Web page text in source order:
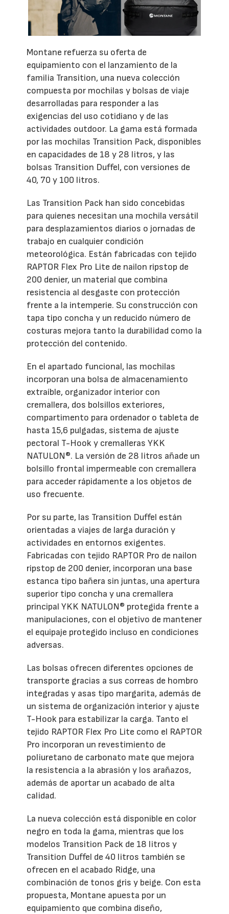
Montane refuerza su oferta de
equipamiento con el lanzamiento de la
familia Transition, una nueva colección
compuesta por mochilas y bolsas de viaje
desarrolladas para responder a las
exigencias del uso cotidiano y de las
actividades outdoor. La gama está formada
por las mochilas Transition Pack, disponibles
en capacidades de 18 y 28 litros, y las
bolsas Transition Duffel, con versiones de
40, 70 y 100 litros.
Las Transition Pack han sido concebidas
para quienes necesitan una mochila versátil
para desplazamientos diarios o jornadas de
trabajo en cualquier condición
meteorológica. Están fabricadas con tejido
RAPTOR Flex Pro Lite de nailon ripstop de
200 denier, un material que combina
resistencia al desgaste con protección
frente a la intemperie. Su construcción con
tapa tipo concha y un reducido número de
costuras mejora tanto la durabilidad como la
protección del contenido.
En el apartado funcional, las mochilas
incorporan una bolsa de almacenamiento
extraíble, organizador interior con
cremallera, dos bolsillos exteriores,
compartimento para ordenador o tableta de
hasta 15,6 pulgadas, sistema de ajuste
pectoral T-Hook y cremalleras YKK
NATULON®. La versión de 28 litros añade un
bolsillo frontal impermeable con cremallera
para acceder rápidamente a los objetos de
uso frecuente.
Por su parte, las Transition Duffel están
orientadas a viajes de larga duración y
actividades en entornos exigentes.
Fabricadas con tejido RAPTOR Pro de nailon
ripstop de 200 denier, incorporan una base
estanca tipo bañera sin juntas, una apertura
superior tipo concha y una cremallera
principal YKK NATULON® protegida frente a
manipulaciones, con el objetivo de mantener
el equipaje protegido incluso en condiciones
adversas.
Las bolsas ofrecen diferentes opciones de
transporte gracias a sus correas de hombro
integradas y asas tipo margarita, además de
un sistema de organización interior y ajuste
T-Hook para estabilizar la carga. Tanto el
tejido RAPTOR Flex Pro Lite como el RAPTOR
Pro incorporan un revestimiento de
poliuretano de carbonato mate que mejora
la resistencia a la abrasión y los arañazos,
además de aportar un acabado de alta
calidad.
La nueva colección está disponible en color
negro en toda la gama, mientras que los
modelos Transition Pack de 18 litros y
Transition Duffel de 40 litros también se
ofrecen en el acabado Ridge, una
combinación de tonos gris y beige. Con esta
propuesta, Montane apuesta por un
equipamiento que combina diseño,